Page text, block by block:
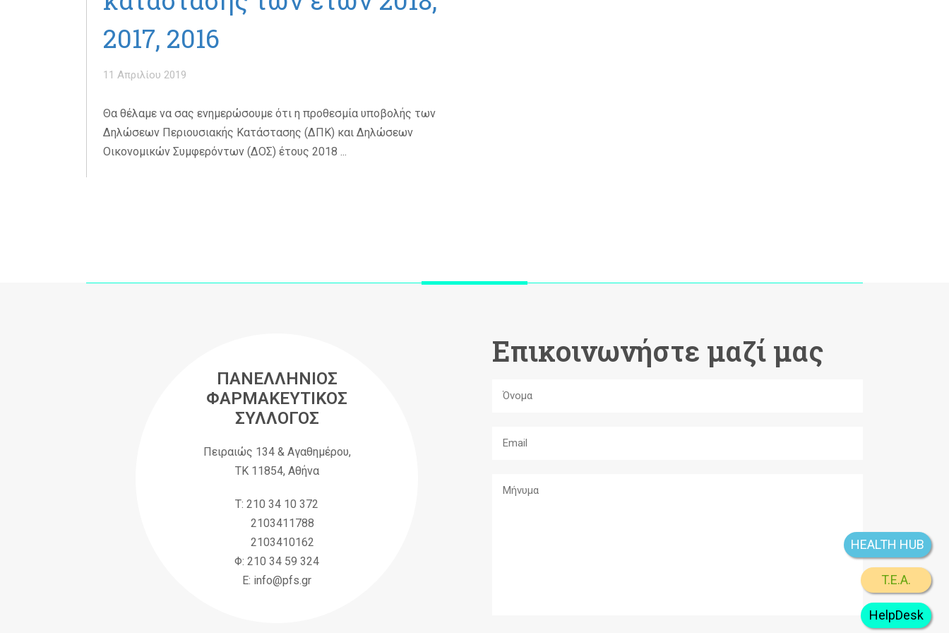
2017, 2016
11 Απριλίου 2019
Θα θέλαμε να σας ενημερώσουμε ότι η προθεσμία υποβολής των
Δηλώσεων Περιουσιακής Κατάστασης (ΔΠΚ) και Δηλώσεων
Οικονομικών Συμφερόντων (ΔΟΣ) έτους 2018 ...
ΠΑΝΕΛΛΗΝΙΟΣ
ΦΑΡΜΑΚΕΥΤΙΚΟΣ
ΣΥΛΛΟΓΟΣ
Πειραιώς 134 & Αγαθημέρου,
ΤΚ 11854, Αθήνα
Τ: 210 34 10 372
2103411788
2103410162
Φ: 210 34 59 324
Ε: info@pfs.gr
Επικοινωνήστε μαζί μας
HelpDesk
T.E.A.
HEALTH HUB